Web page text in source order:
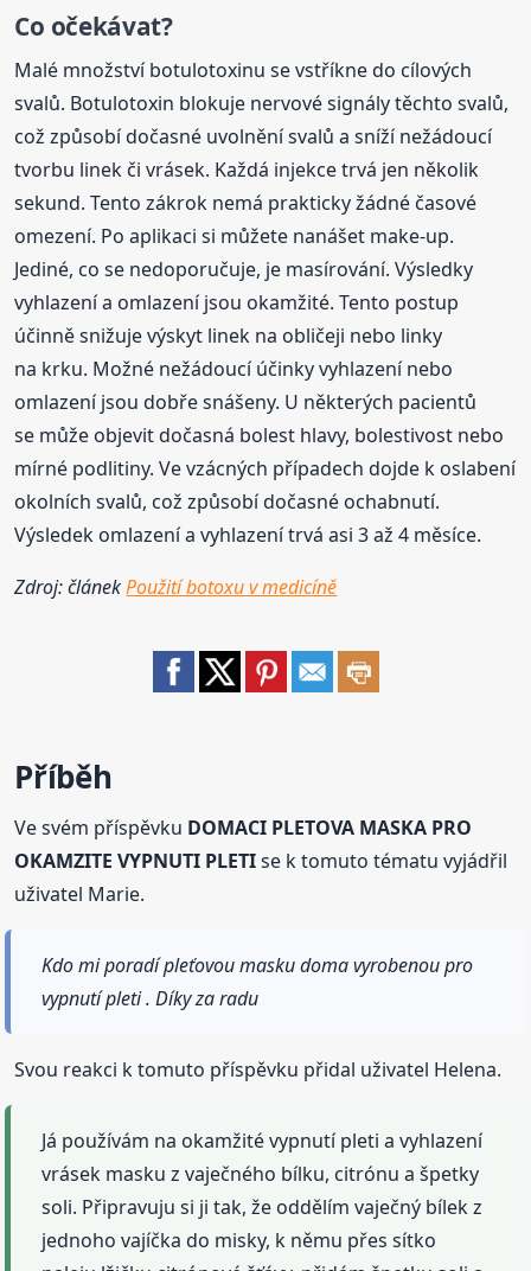
Co očekávat?
Malé množství botulotoxinu se vstříkne do cílových
svalů. Botulotoxin blokuje nervové signály těchto svalů,
což způsobí dočasné uvolnění svalů a sníží nežádoucí
tvorbu linek či vrásek. Každá injekce trvá jen několik
sekund. Tento zákrok nemá prakticky žádné časové
omezení. Po aplikaci si můžete nanášet make-up.
Jediné, co se nedoporučuje, je masírování. Výsledky
vyhlazení a omlazení jsou okamžité. Tento postup
účinně snižuje výskyt linek na obličeji nebo linky
na krku. Možné nežádoucí účinky vyhlazení nebo
omlazení jsou dobře snášeny. U některých pacientů
se může objevit dočasná bolest hlavy, bolestivost nebo
mírné podlitiny. Ve vzácných případech dojde k oslabení
okolních svalů, což způsobí dočasné ochabnutí.
Výsledek omlazení a vyhlazení trvá asi 3 až 4 měsíce.
Zdroj: článekPoužití botoxu v medicíně
Příběh
Ve svém příspěvku DOMACI PLETOVA MASKA PRO
OKAMZITE VYPNUTI PLETIse k tomuto tématu vyjádřil
uživatel Marie.
Kdo mi poradí pleťovou masku doma vyrobenou pro
vypnutí pleti . Díky za radu
Svou reakci k tomuto příspěvku přidal uživatel Helena.
Já používám na okamžité vypnutí pleti a vyhlazení
vrásek masku z vaječného bílku, citrónu a špetky
soli. Připravuju si ji tak, že oddělím vaječný bílek z
jednoho vajíčka do misky, k němu přes sítko